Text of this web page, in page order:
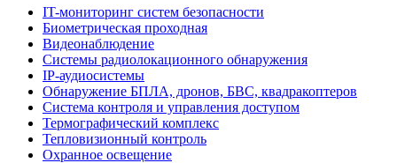
IT-мониторинг систем безопасности
Биометрическая проходная
Видеонаблюдение
Системы радиолокационного обнаружения
IP-аудиосистемы
Обнаружение БПЛА, дронов, БВС, квадракоптеров
Система контроля и управления доступом
Термографический комплекс
Тепловизионный контроль
Охранное освещение